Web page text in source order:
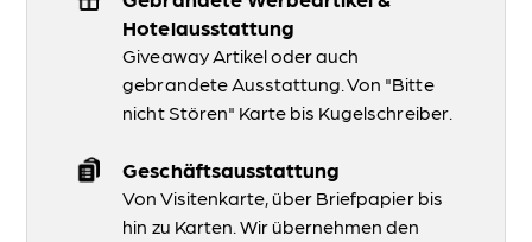
Hotelausstattung
Giveaway Artikel oder auch
gebrandete Ausstattung. Von "Bitte
nicht Stören" Karte bis Kugelschreiber.
Geschäftsausstattung
Von Visitenkarte, über Briefpapier bis
hin zu Karten. Wir übernehmen den